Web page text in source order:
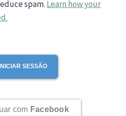
spam. Learn how your
INICIAR SESSÃO
com Facebook